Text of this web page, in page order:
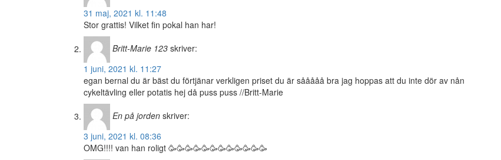
31 maj, 2021 kl. 11:48
Stor grattis! Vilket fin pokal han har!
Britt-Marie 123 skriver:
1 juni, 2021 kl. 11:27
egan bernal du är bäst du förtjänar verkligen priset du är sååååå bra jag hoppas att du inte dör av nån
cykeltävling eller potatis hej då puss puss //Britt-Marie
En på jorden skriver:
3 juni, 2021 kl. 08:36
OMG!!!! van han roligt 🥳🥳🥳🥳🥳🥳🥳🥳🥳🥳🥳🥳